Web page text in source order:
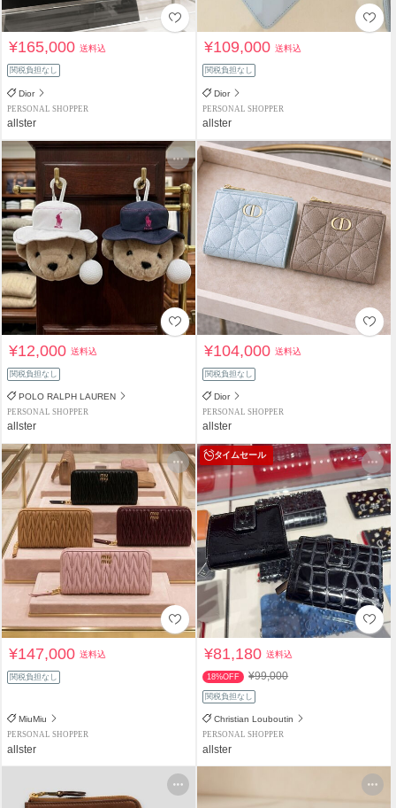
¥165,000送料込
関税負担なし
Dior
PERSONAL SHOPPER
allster
¥109,000送料込
関税負担なし
Dior
PERSONAL SHOPPER
allster
¥12,000送料込
関税負担なし
POLO RALPH LAUREN
PERSONAL SHOPPER
allster
¥104,000送料込
関税負担なし
Dior
PERSONAL SHOPPER
allster
¥147,000送料込
関税負担なし
MiuMiu
PERSONAL SHOPPER
allster
タイムセール
¥81,180送料込
18%OFF ¥99,000
関税負担なし
Christian Louboutin
PERSONAL SHOPPER
allster